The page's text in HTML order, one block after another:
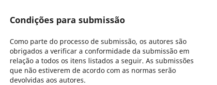
Condições para submissão
Como parte do processo de submissão, os autores são
obrigados a verificar a conformidade da submissão em
relação a todos os itens listados a seguir. As submissões
que não estiverem de acordo com as normas serão
devolvidas aos autores.